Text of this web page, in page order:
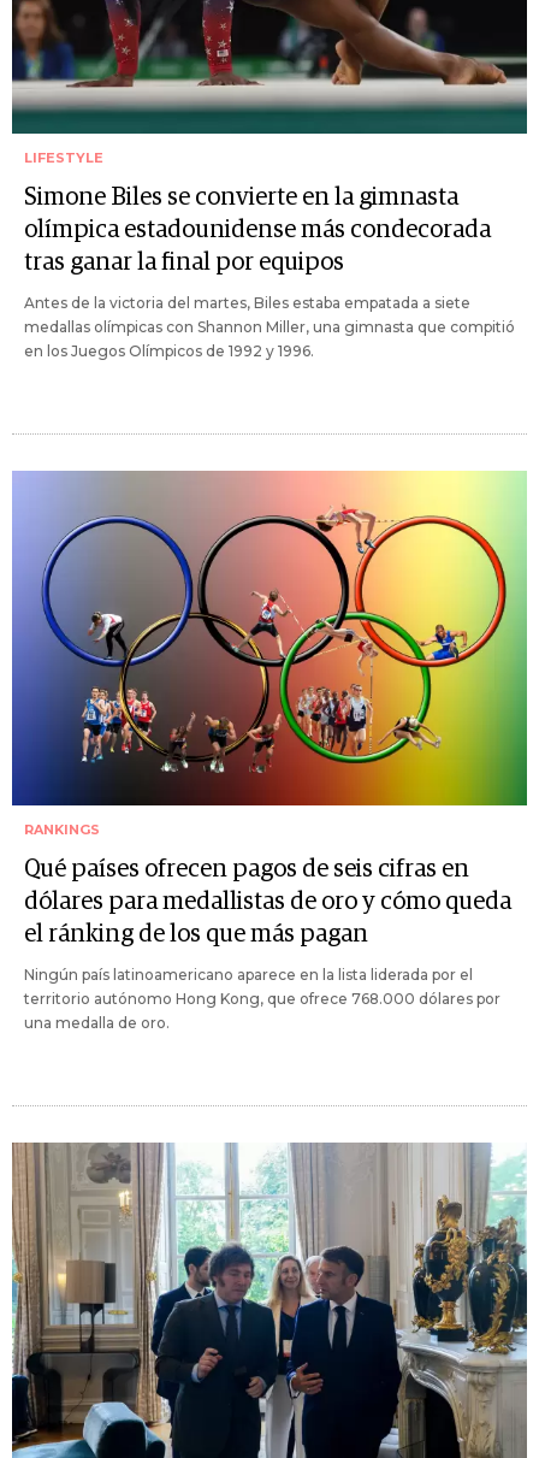
LIFESTYLE
Simone Biles se convierte en la gimnasta
olímpica estadounidense más condecorada
tras ganar la final por equipos
Antes de la victoria del martes, Biles estaba empatada a siete
medallas olímpicas con Shannon Miller, una gimnasta que compitió
en los Juegos Olímpicos de 1992 y 1996.
RANKINGS
Qué países ofrecen pagos de seis cifras en
dólares para medallistas de oro y cómo queda
el ránking de los que más pagan
Ningún país latinoamericano aparece en la lista liderada por el
territorio autónomo Hong Kong, que ofrece 768.000 dólares por
una medalla de oro.